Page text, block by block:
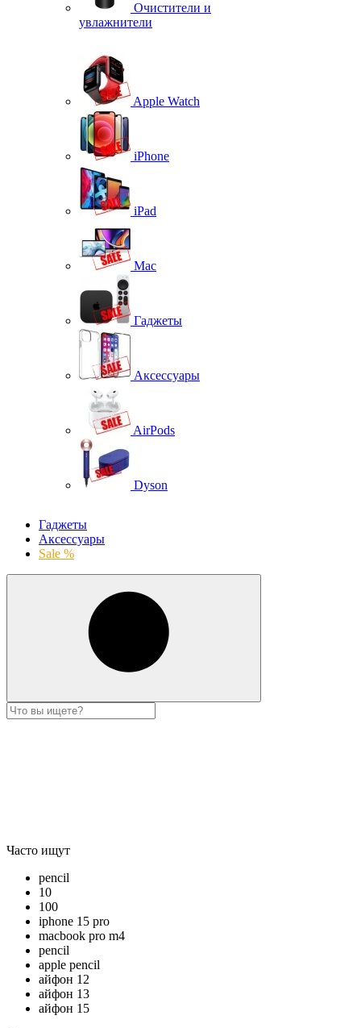
Очистители и
увлажнители
Apple Watch
iPhone
iPad
Mac
Гаджеты
Аксессуары
AirPods
Dyson
Гаджеты
Аксессуары
Sale %
Часто ищут
pencil
10
100
iphone 15 pro
macbook pro m4
pencil
apple pencil
айфон 12
айфон 13
айфон 15